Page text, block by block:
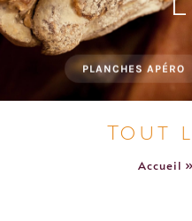
B i e
Tout
Accueil »